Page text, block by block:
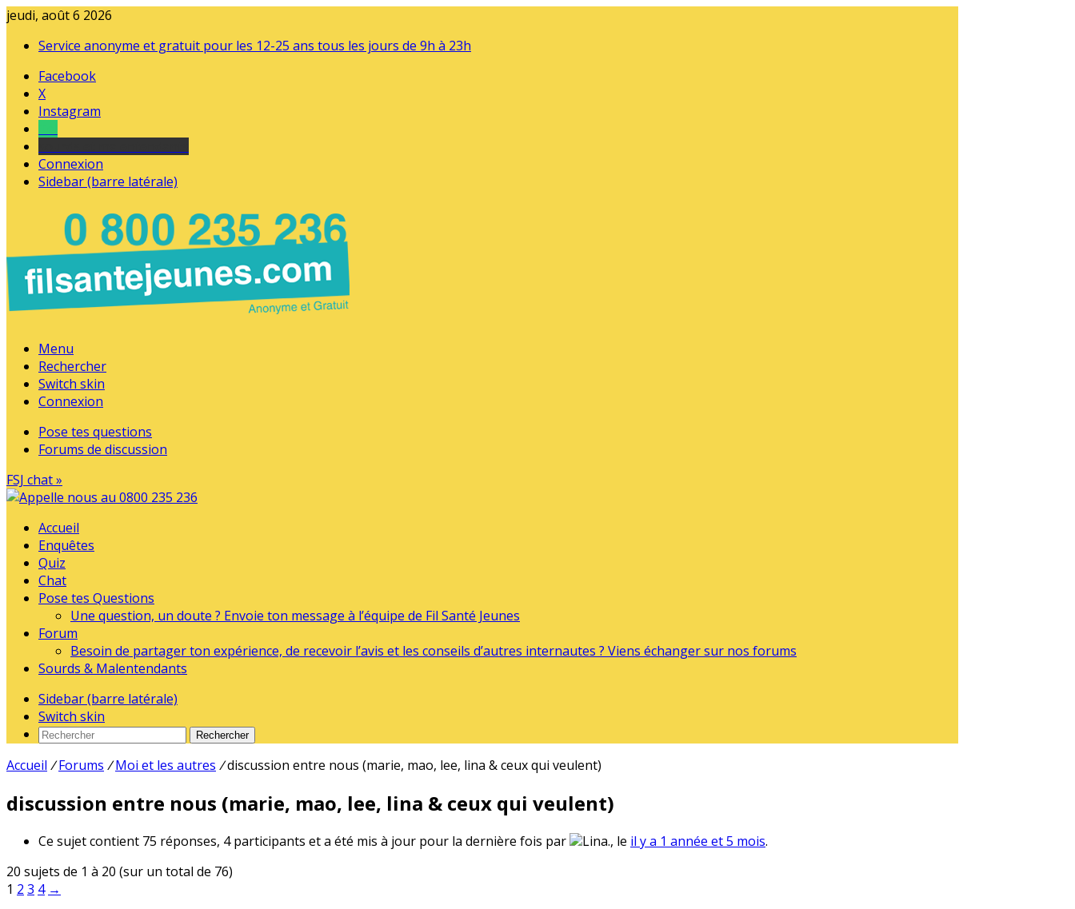
jeudi, août 6 2026
Service anonyme et gratuit pour les 12-25 ans tous les jours de 9h à 23h
Facebook
X
Instagram
Connexion
Sidebar (barre latérale)
Menu
Rechercher
Switch skin
Connexion
Pose tes questions
Forums de discussion
FSJ chat »
Accueil
Enquêtes
Quiz
Chat
Pose tes Questions
Une question, un doute ? Envoie ton message à l’équipe de Fil Santé Jeunes
Forum
Besoin de partager ton expérience, de recevoir l’avis et les conseils d’autres internautes ? Viens échanger sur nos forums
Sourds & Malentendants
Sidebar (barre latérale)
Switch skin
Rechercher
Accueil / Forums / Moi et les autres /discussion entre nous (marie, mao, lee, lina & ceux qui veulent)
discussion entre nous (marie, mao, lee, lina & ceux qui veulent)
Ce sujet contient 75 réponses, 4 participants et a été mis à jour pour la dernière fois par Lina., le il y a 1 année et 5 mois.
20 sujets de 1 à 20 (sur un total de 76)
1 2 3 4 →